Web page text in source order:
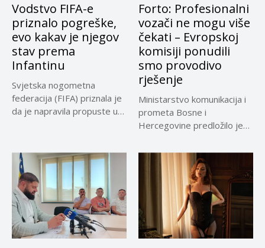
Vodstvo FIFA-e
priznalo pogreške,
evo kakav je njegov
stav prema
Infantinu
Svjetska nogometna
federacija (FIFA) priznala je
da je napravila propuste u
Forto: Profesionalni
vozači ne mogu više
čekati – Evropskoj
komisiji ponudili
smo provodivo
rješenje
Ministarstvo komunikacija i
prometa Bosne i
Hercegovine predložilo je
privremeno...